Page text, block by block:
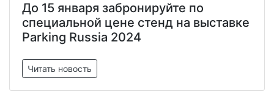
До 15 января забронируйте по
специальной цене стенд на выставке
Parking Russia 2024
Читать новость